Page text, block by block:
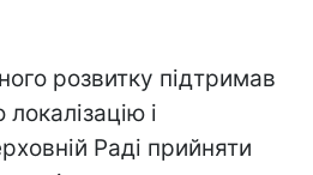
розвитку підтримав
і
Раді прийняти